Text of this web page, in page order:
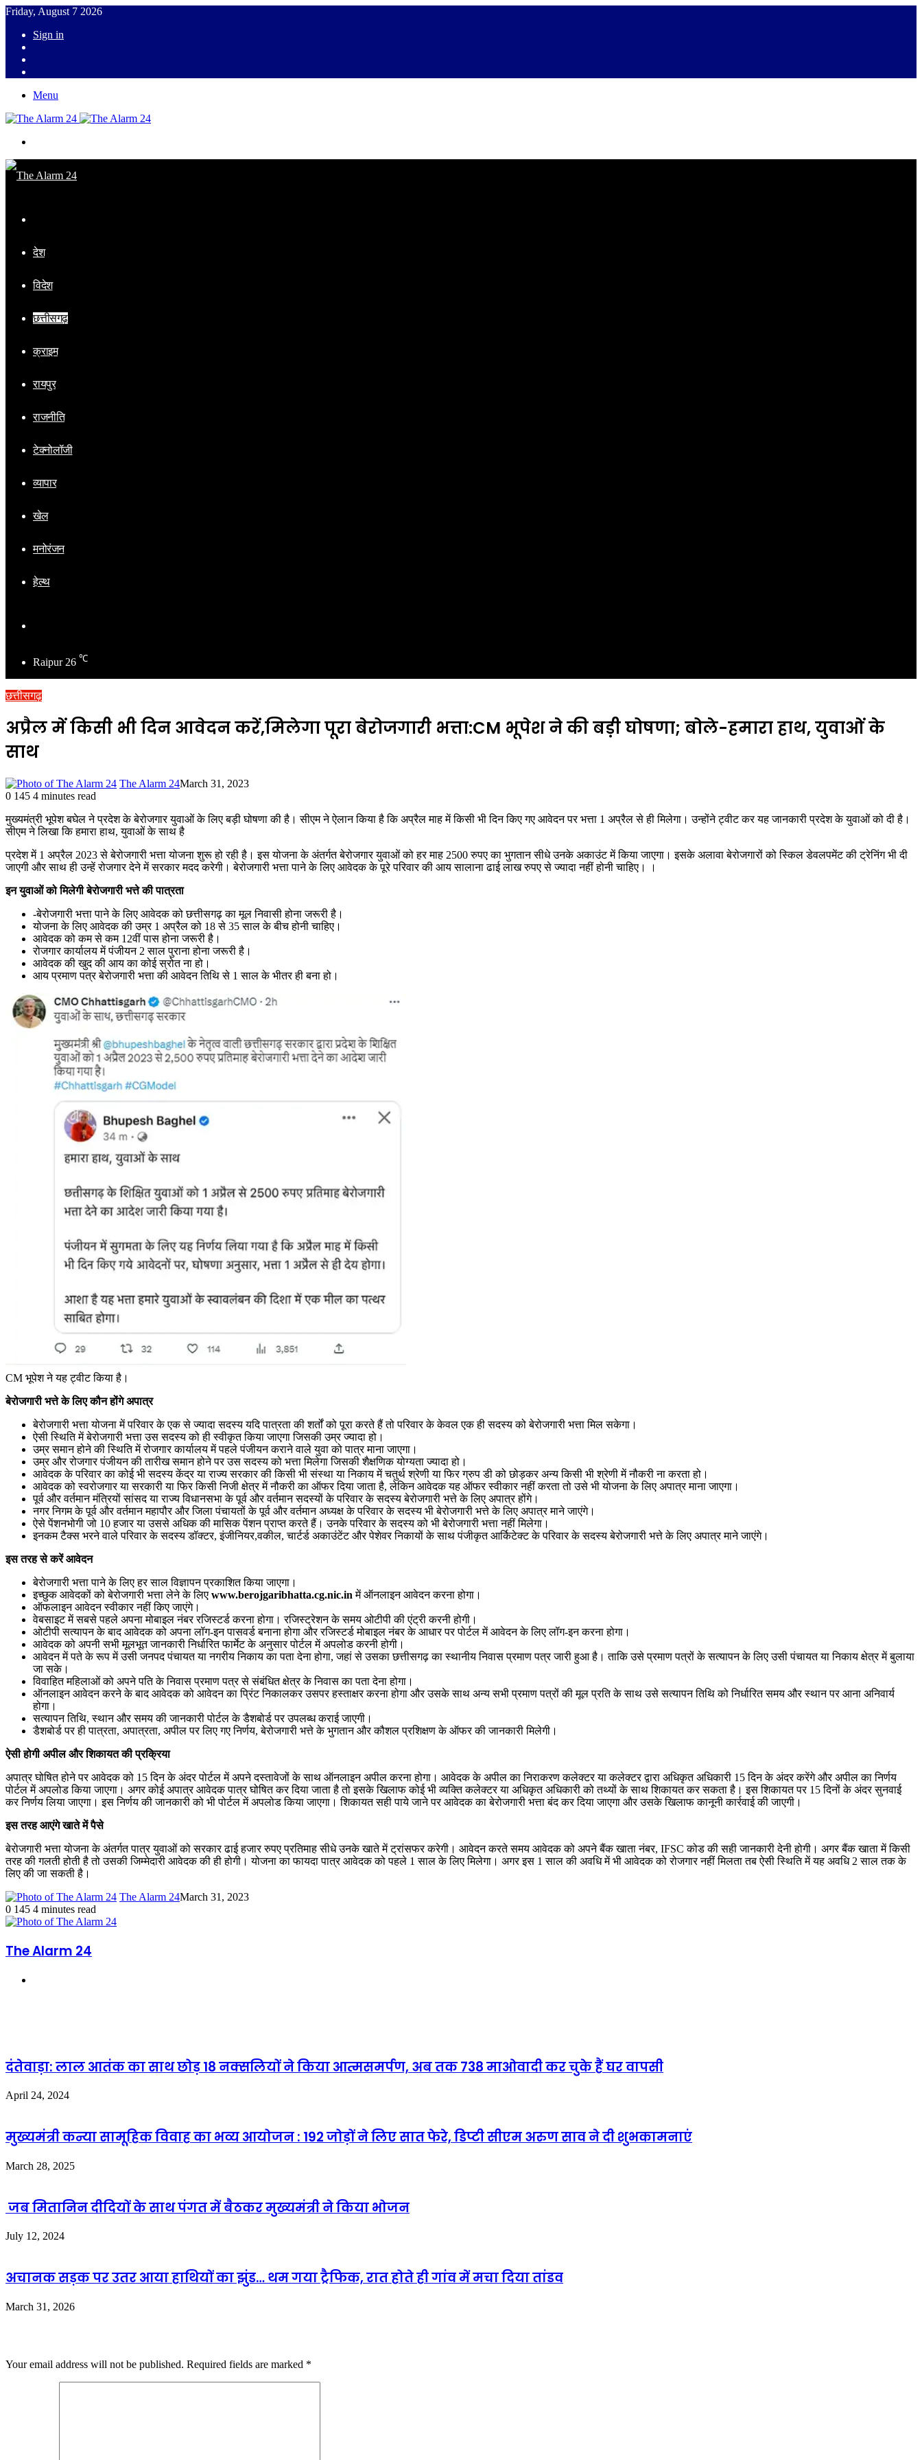
Friday, August 7 2026
Sign in
Menu
देश
विदेश
छत्तीसगढ़
क्राइम
रायपुर
राजनीति
टेक्नोलॉजी
व्यापार
खेल
मनोरंजन
हेल्थ
skin
Raipur 26 ℃
छत्तीसगढ़
अप्रैल में किसी भी दिन आवेदन करें,मिलेगा पूरा बेरोजगारी भत्ता:CM भूपेश ने की बड़ी घोषणा; बोले-हमारा हाथ, युवाओं के
साथ
The Alarm 24March 31, 2023
0 145 4 minutes read
मुख्यमंत्री भूपेश बघेल ने प्रदेश के बेरोजगार युवाओं के लिए बड़ी घोषणा की है। सीएम ने ऐलान किया है कि अप्रैल माह में किसी भी दिन किए गए आवेदन पर भत्ता 1 अप्रैल से ही मिलेगा। उन्होंने ट्वीट कर यह जानकारी प्रदेश के युवाओं को दी है।
सीएम ने लिखा कि हमारा हाथ, युवाओं के साथ है
प्रदेश में 1 अप्रैल 2023 से बेरोजगारी भत्ता योजना शुरू हो रही है। इस योजना के अंतर्गत बेरोजगार युवाओं को हर माह 2500 रुपए का भुगतान सीधे उनके अकाउंट में किया जाएगा। इसके अलावा बेरोजगारों को स्किल डेवलपमेंट की ट्रेनिंग भी दी
जाएगी और साथ ही उन्हें रोजगार देने में सरकार मदद करेगी। बेरोजगारी भत्ता पाने के लिए आवेदक के पूरे परिवार की आय सालाना ढाई लाख रुपए से ज्यादा नहीं होनी चाहिए। ।
इन युवाओं को मिलेगी बेरोजगारी भत्ते की पात्रता
-बेरोजगारी भत्ता पाने के लिए आवेदक को छत्तीसगढ़ का मूल निवासी होना जरूरी है।
योजना के लिए आवेदक की उम्र 1 अप्रैल को 18 से 35 साल के बीच होनी चाहिए।
आवेदक को कम से कम 12वीं पास होना जरूरी है।
रोजगार कार्यालय में पंजीयन 2 साल पुराना होना जरूरी है।
आवेदक की खुद की आय का कोई स्रोत ना हो।
आय प्रमाण पत्र बेरोजगारी भत्ता की आवेदन तिथि से 1 साल के भीतर ही बना हो।
CM भूपेश ने यह ट्वीट किया है।
बेरोजगारी भत्ते के लिए कौन होंगे अपात्र
बेरोजगारी भत्ता योजना में परिवार के एक से ज्यादा सदस्य यदि पात्रता की शर्तों को पूरा करते हैं तो परिवार के केवल एक ही सदस्य को बेरोजगारी भत्ता मिल सकेगा।
ऐसी स्थिति में बेरोजगारी भत्ता उस सदस्य को ही स्वीकृत किया जाएगा जिसकी उम्र ज्यादा हो।
उम्र समान होने की स्थिति में रोजगार कार्यालय में पहले पंजीयन कराने वाले युवा को पात्र माना जाएगा।
उम्र और रोजगार पंजीयन की तारीख समान होने पर उस सदस्य को भत्ता मिलेगा जिसकी शैक्षणिक योग्यता ज्यादा हो।
आवेदक के परिवार का कोई भी सदस्य केंद्र या राज्य सरकार की किसी भी संस्था या निकाय में चतुर्थ श्रेणी या फिर ग्रुप डी को छोड़कर अन्य किसी भी श्रेणी में नौकरी ना करता हो।
आवेदक को स्वरोजगार या सरकारी या फिर किसी निजी क्षेत्र में नौकरी का ऑफर दिया जाता है, लेकिन आवेदक यह ऑफर स्वीकार नहीं करता तो उसे भी योजना के लिए अपात्र माना जाएगा।
पूर्व और वर्तमान मंत्रियों सांसद या राज्य विधानसभा के पूर्व और वर्तमान सदस्यों के परिवार के सदस्य बेरोजगारी भत्ते के लिए अपात्र होंगे।
नगर निगम के पूर्व और वर्तमान महापौर और जिला पंचायतों के पूर्व और वर्तमान अध्यक्ष के परिवार के सदस्य भी बेरोजगारी भत्ते के लिए अपात्र माने जाएंगे।
ऐसे पेंशनभोगी जो 10 हजार या उससे अधिक की मासिक पेंशन प्राप्त करते हैं। उनके परिवार के सदस्य को भी बेरोजगारी भत्ता नहीं मिलेगा।
इनकम टैक्स भरने वाले परिवार के सदस्य डॉक्टर, इंजीनियर,वकील, चार्टर्ड अकाउंटेंट और पेशेवर निकायों के साथ पंजीकृत आर्किटेक्ट के परिवार के सदस्य बेरोजगारी भत्ते के लिए अपात्र माने जाएंगे।
इस तरह से करें आवेदन
बेरोजगारी भत्ता पाने के लिए हर साल विज्ञापन प्रकाशित किया जाएगा।
इच्छुक आवेदकों को बेरोजगारी भत्ता लेने के लिए www.berojgaribhatta.cg.nic.in में ऑनलाइन आवेदन करना होगा।
ऑफलाइन आवेदन स्वीकार नहीं किए जाएंगे।
वेबसाइट में सबसे पहले अपना मोबाइल नंबर रजिस्टर्ड करना होगा। रजिस्ट्रेशन के समय ओटीपी की एंट्री करनी होगी।
ओटीपी सत्यापन के बाद आवेदक को अपना लॉग-इन पासवर्ड बनाना होगा और रजिस्टर्ड मोबाइल नंबर के आधार पर पोर्टल में आवेदन के लिए लॉग-इन करना होगा।
आवेदक को अपनी सभी मूलभूत जानकारी निर्धारित फार्मेट के अनुसार पोर्टल में अपलोड करनी होगी।
आवेदन में पते के रूप में उसी जनपद पंचायत या नगरीय निकाय का पता देना होगा, जहां से उसका छत्तीसगढ़ का स्थानीय निवास प्रमाण पत्र जारी हुआ है। ताकि उसे प्रमाण पत्रों के सत्यापन के लिए उसी पंचायत या निकाय क्षेत्र में बुलाया
जा सके।
विवाहित महिलाओं को अपने पति के निवास प्रमाण पत्र से संबंधित क्षेत्र के निवास का पता देना होगा।
ऑनलाइन आवेदन करने के बाद आवेदक को आवेदन का प्रिंट निकालकर उसपर हस्ताक्षर करना होगा और उसके साथ अन्य सभी प्रमाण पत्रों की मूल प्रति के साथ उसे सत्यापन तिथि को निर्धारित समय और स्थान पर आना अनिवार्य
होगा।
सत्यापन तिथि, स्थान और समय की जानकारी पोर्टल के डैशबोर्ड पर उपलब्ध कराई जाएगी।
डैशबोर्ड पर ही पात्रता, अपात्रता, अपील पर लिए गए निर्णय, बेरोजगारी भत्ते के भुगतान और कौशल प्रशिक्षण के ऑफर की जानकारी मिलेगी।
ऐसी होगी अपील और शिकायत की प्रक्रिया
अपात्र घोषित होने पर आवेदक को 15 दिन के अंदर पोर्टल में अपने दस्तावेजों के साथ ऑनलाइन अपील करना होगा। आवेदक के अपील का निराकरण कलेक्टर या कलेक्टर द्वारा अधिकृत अधिकारी 15 दिन के अंदर करेंगे और अपील का निर्णय
पोर्टल में अपलोड किया जाएगा। अगर कोई अपात्र आवेदक पात्र घोषित कर दिया जाता है तो इसके खिलाफ कोई भी व्यक्ति कलेक्टर या अधिकृत अधिकारी को तथ्यों के साथ शिकायत कर सकता है। इस शिकायत पर 15 दिनों के अंदर सुनवाई
कर निर्णय लिया जाएगा। इस निर्णय की जानकारी को भी पोर्टल में अपलोड किया जाएगा। शिकायत सही पाये जाने पर आवेदक का बेरोजगारी भत्ता बंद कर दिया जाएगा और उसके खिलाफ कानूनी कार्रवाई की जाएगी।
इस तरह आएंगे खाते में पैसे
बेरोजगारी भत्ता योजना के अंतर्गत पात्र युवाओं को सरकार ढाई हजार रुपए प्रतिमाह सीधे उनके खाते में ट्रांसफर करेगी। आवेदन करते समय आवेदक को अपने बैंक खाता नंबर, IFSC कोड की सही जानकारी देनी होगी। अगर बैंक खाता में किसी
तरह की गलती होती है तो उसकी जिम्मेदारी आवेदक की ही होगी। योजना का फायदा पात्र आवेदक को पहले 1 साल के लिए मिलेगा। अगर इस 1 साल की अवधि में भी आवेदक को रोजगार नहीं मिलता तब ऐसी स्थिति में यह अवधि 2 साल तक के
लिए की जा सकती है।
The Alarm 24March 31, 2023
0 145 4 minutes read
The Alarm 24
दंतेवाड़ा: लाल आतंक का साथ छोड़ 18 नक्सलियों ने किया आत्मसमर्पण, अब तक 738 माओवादी कर चुके हैं घर वापसी
April 24, 2024
मुख्यमंत्री कन्या सामूहिक विवाह का भव्य आयोजन : 192 जोड़ों ने लिए सात फेरे, डिप्टी सीएम अरुण साव ने दी शुभकामनाएं
March 28, 2025
जब मितानिन दीदियों के साथ पंगत में बैठकर मुख्यमंत्री ने किया भोजन
July 12, 2024
अचानक सड़क पर उतर आया हाथियों का झुंड… थम गया ट्रैफिक, रात होते ही गांव में मचा दिया तांडव
March 31, 2026
Your email address will not be published. Required fields are marked *